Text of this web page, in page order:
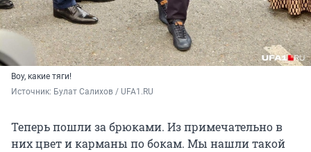
Воу, какие тяги!
Источник: Булат Салихов / UFA1.RU
Теперь пошли за брюками. Из примечательно в
них цвет и карманы по бокам. Мы нашли такой